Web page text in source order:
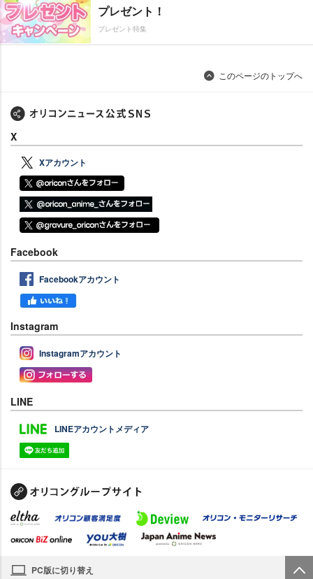
プレゼント！
プレゼント特集
このページのトップへ
X
Xアカウント
Facebook
Facebookアカウント
Instagram
Instagramアカウント
LINE
LINEアカウントメディア
PC版に切り替え